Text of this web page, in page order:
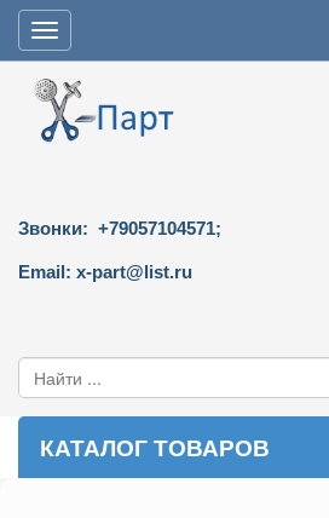
Toggle
navigation
Звонки: +79057104571;
Email: x-part@list.ru
КАТАЛОГ ТОВАРОВ